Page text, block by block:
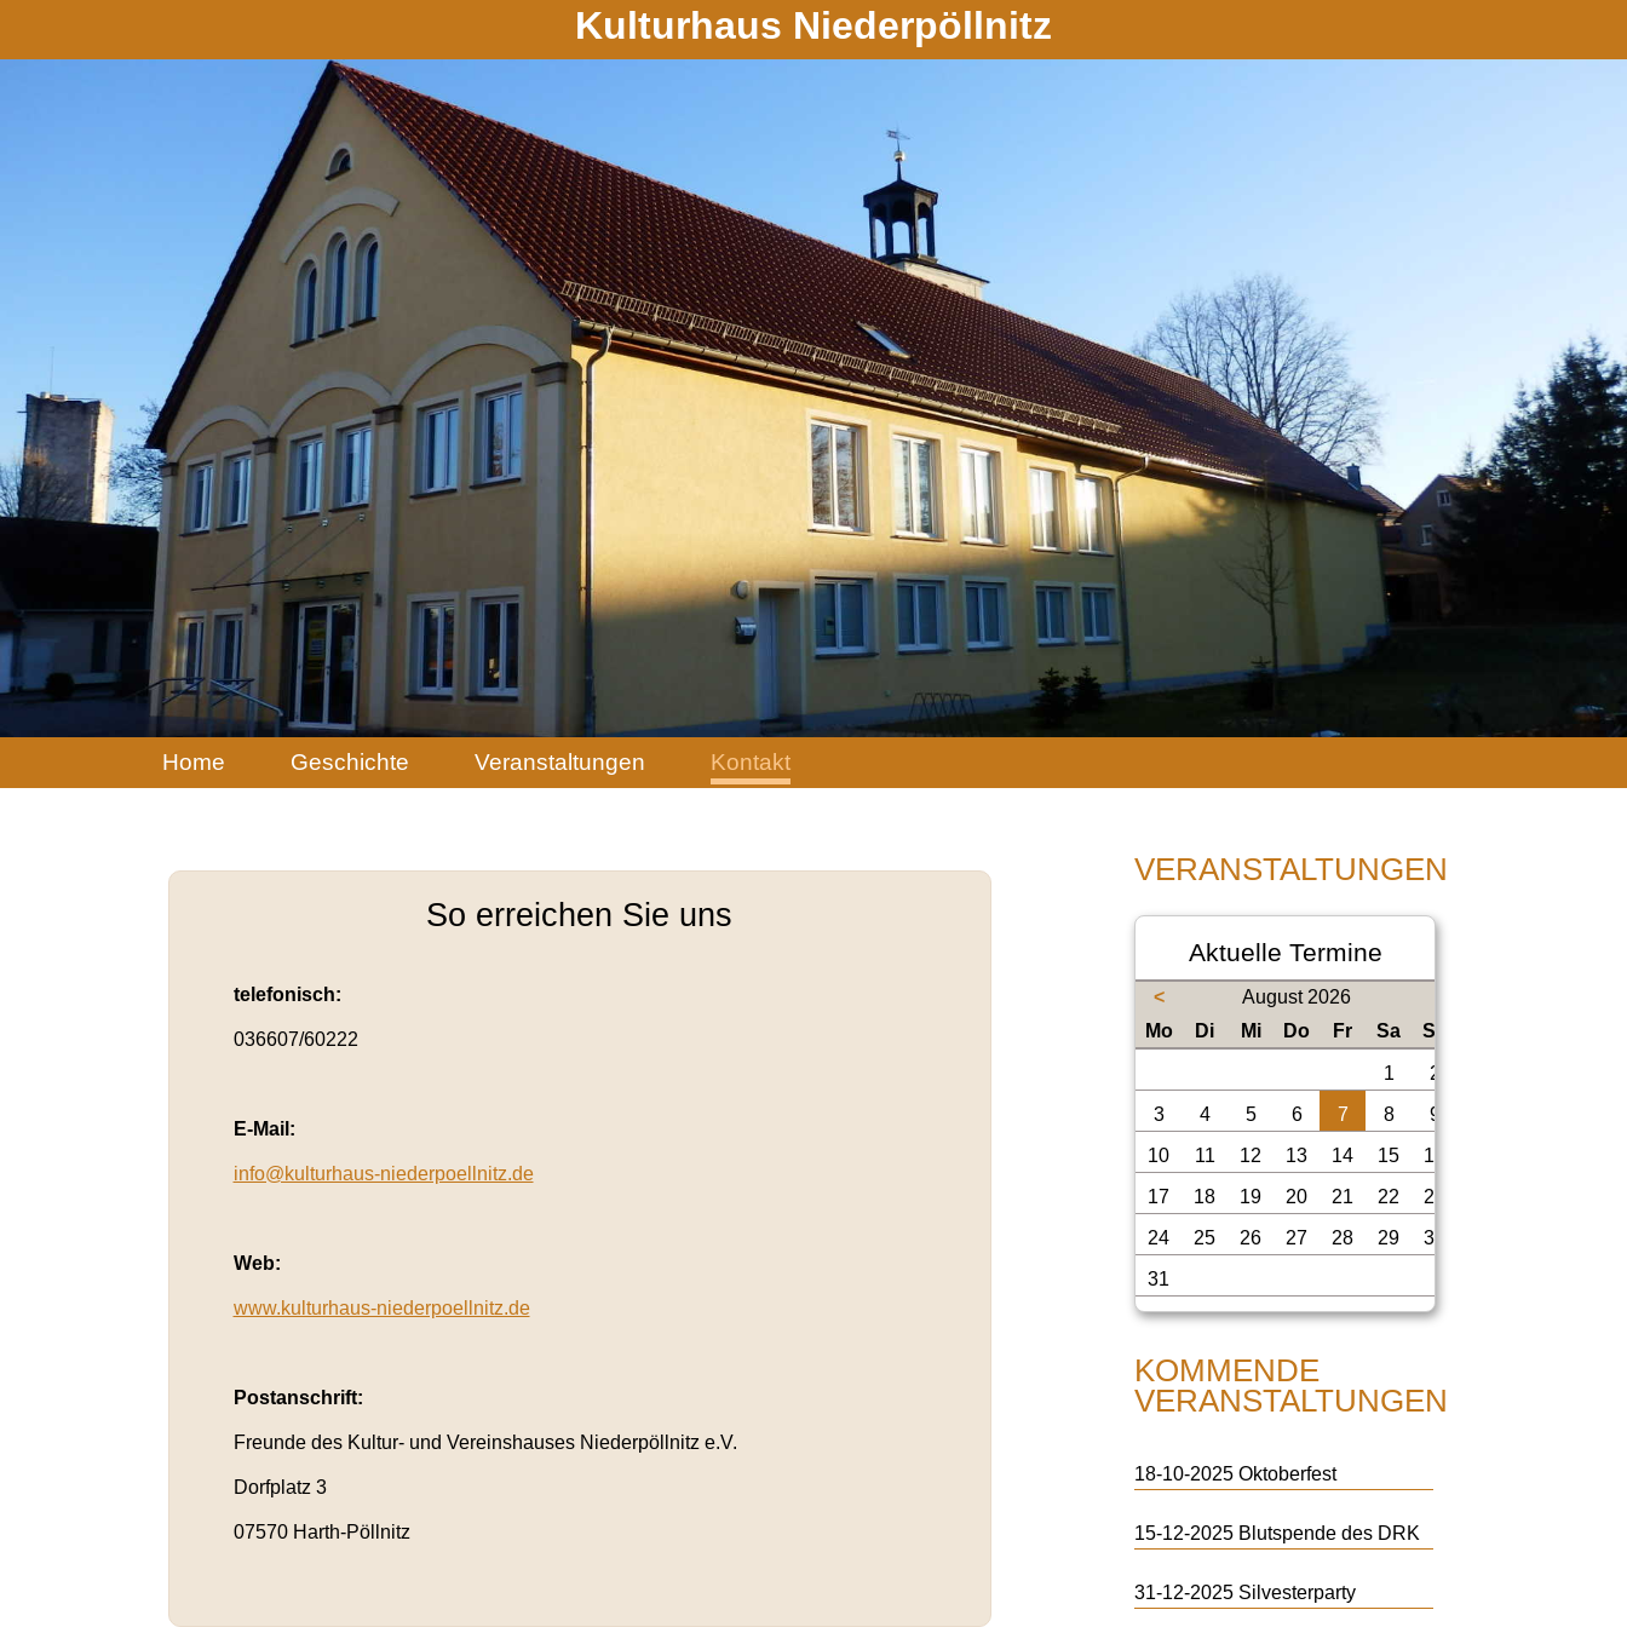
Kulturhaus Niederpöllnitz
überspringen
Home Geschichte Veranstaltungen Kontakt
So erreichen Sie uns
telefonisch:
036607/60222
E-Mail:
info@kulturhaus-niederpoellnitz.de
Web:
www.kulturhaus-niederpoellnitz.de
Postanschrift:
Freunde des Kultur- und Vereinshauses Niederpöllnitz e.V.
Dorfplatz 3
07570 Harth-Pöllnitz
VERANSTALTUNGEN
Aktuelle Termine
<
August 2026
Montag
Dienstag
Mittwoch
Donnerstag
Freitag
Samstag
So
1
2
3
4 5 6 7 8
9
10
11 12 13 14 15
16
17
18 19 20 21 22
23
24
25 26 27 28 29
30
31
KOMMENDE
VERANSTALTUNGEN
18-10-2025 Oktoberfest
15-12-2025 Blutspende des DRK
31-12-2025 Silvesterparty